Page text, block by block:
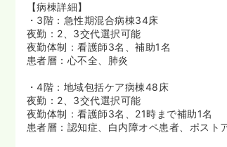
ースの息抜きもサポートしてくれます。
◆短時間正社員制度や夜勤免除、二交代
て働き続けられます。
【病棟詳細】
・3階：急性期混合病棟34床
夜勤：2、3交代選択可能
夜勤体制：看護師3名、補助1名
患者層：心不全、肺炎
・4階：地域包括ケア病棟48床
夜勤：2、3交代選択可能
夜勤体制：看護師3名、21時まで補助1名
患者層：認知症、白内障オペ患者、ポスト